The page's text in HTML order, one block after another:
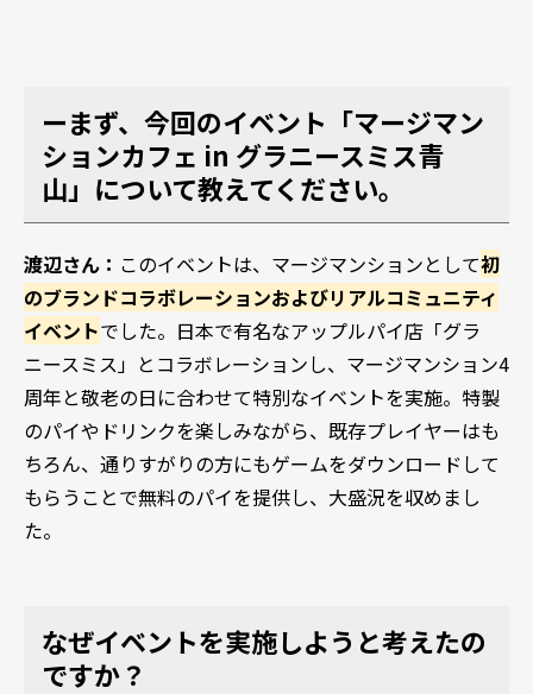
ーまず、今回のイベント「マージマン
ションカフェ in グラニースミス青
山」について教えてください。
渡辺さん： このイベントは、マージマンションとして初
のブランドコラボレーションおよびリアルコミュニティ
イベントでした。日本で有名なアップルパイ店「グラ
ニースミス」とコラボレーションし、マージマンション4
周年と敬老の日に合わせて特別なイベントを実施。特製
のパイやドリンクを楽しみながら、既存プレイヤーはも
ちろん、通りすがりの方にもゲームをダウンロードして
もらうことで無料のパイを提供し、大盛況を収めまし
た。
なぜイベントを実施しようと考えたの
ですか？